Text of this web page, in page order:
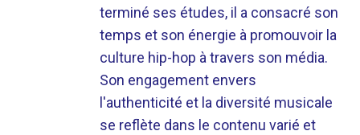
terminé ses études, il a consacré son
temps et son énergie à promouvoir la
culture hip-hop à travers son média.
Son engagement envers
l'authenticité et la diversité musicale
se reflète dans le contenu varié et